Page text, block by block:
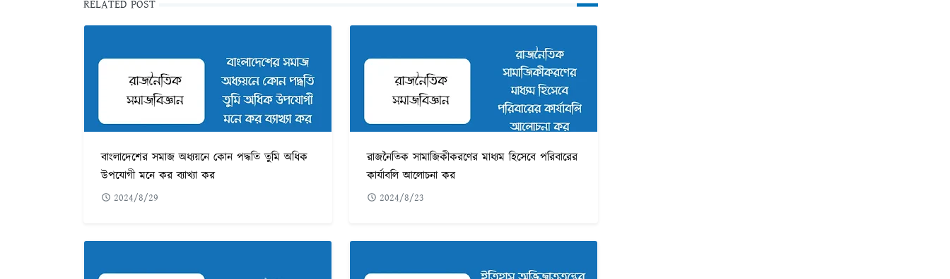
RELATED POST
বাংলাদেশের সমাজ অধ্যয়নে কোন পদ্ধতি তুমি অধিক
উপযোগী মনে কর ব্যাখ্যা কর
2024/8/29
রাজনৈতিক সামাজিকীকরণের মাধ্যম হিসেবে পরিবারের
কার্যাবলি আলোচনা কর
2024/8/23